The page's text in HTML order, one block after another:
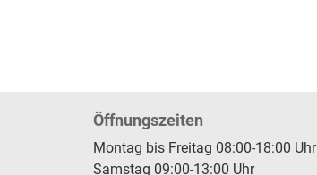
Öffnungszeiten
Montag bis Freitag 08:00-18:00 Uhr
Samstag 09:00-13:00 Uhr